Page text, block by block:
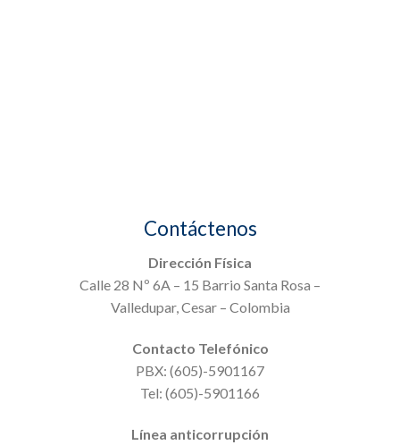
Contáctenos
Dirección Física
Calle 28 Nº 6A – 15 Barrio Santa Rosa –
Valledupar, Cesar – Colombia
Contacto Telefónico
PBX: (605)-5901167
Tel: (605)-5901166
Línea anticorrupción